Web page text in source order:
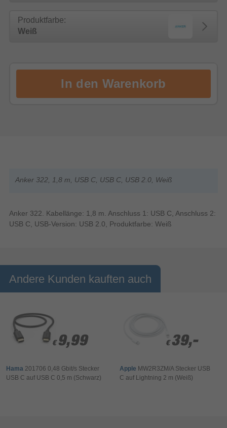
Produktfarbe:
Weiß
Anker 322, 1,8 m, USB C, USB C, USB 2.0, Weiß
Anker 322. Kabellänge: 1,8 m. Anschluss 1: USB C, Anschluss 2:
USB C, USB-Version: USB 2.0, Produktfarbe: Weiß
Andere Kunden kauften auch
€ 9,99
€ 9,99
Hama 201706 0,48 Gbit/s Stecker
USB C auf USB C 0,5 m (Schwarz)
€ 39,-
€ 39,-
Apple MW2R3ZM/A Stecker USB
C auf Lightning 2 m (Weiß)